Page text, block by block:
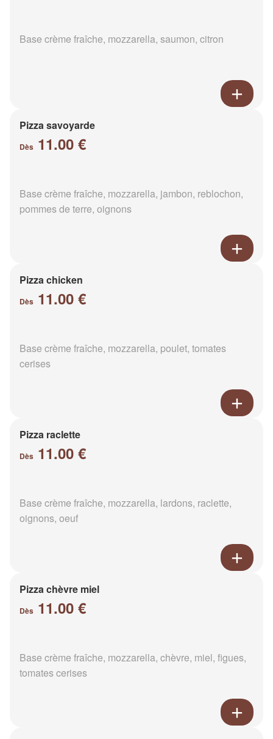
Base crème fraîche, mozzarella, saumon, citron
Pizza savoyarde
Dès 11.00 €
Base crème fraîche, mozzarella, jambon, reblochon,
pommes de terre, oignons
Pizza chicken
Dès 11.00 €
Base crème fraîche, mozzarella, poulet, tomates
cerises
Pizza raclette
Dès 11.00 €
Base crème fraîche, mozzarella, lardons, raclette,
oignons, oeuf
Pizza chèvre miel
Dès 11.00 €
Base crème fraîche, mozzarella, chèvre, miel, figues,
tomates cerises